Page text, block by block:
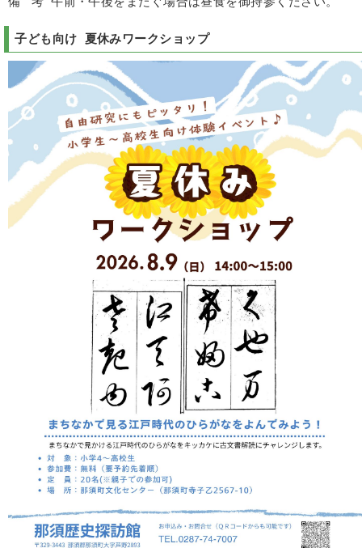
子ども向け 夏休みワークショップ